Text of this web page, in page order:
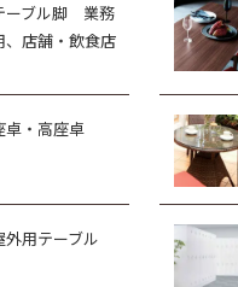
ーブル脚 業務
、店舗・飲食店
卓・高座卓
外用テーブル